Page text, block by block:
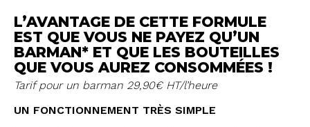
L’AVANTAGE DE CETTE FORMULE
EST QUE VOUS NE PAYEZ QU’UN
BARMAN* ET QUE LES BOUTEILLES
QUE VOUS AUREZ CONSOMMÉES !
Tarif pour un barman 29,90€ HT/l’heure
UN FONCTIONNEMENT TRÈS SIMPLE